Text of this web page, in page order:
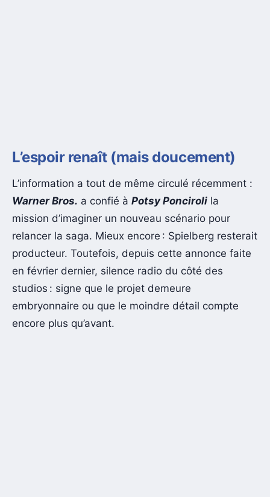
L’espoir renaît (mais doucement)
L’information a tout de même circulé récemment :
Warner Bros. a confié à Potsy Ponciroli la
mission d’imaginer un nouveau scénario pour
relancer la saga. Mieux encore : Spielberg resterait
producteur. Toutefois, depuis cette annonce faite
en février dernier, silence radio du côté des
studios : signe que le projet demeure
embryonnaire ou que le moindre détail compte
encore plus qu’avant.